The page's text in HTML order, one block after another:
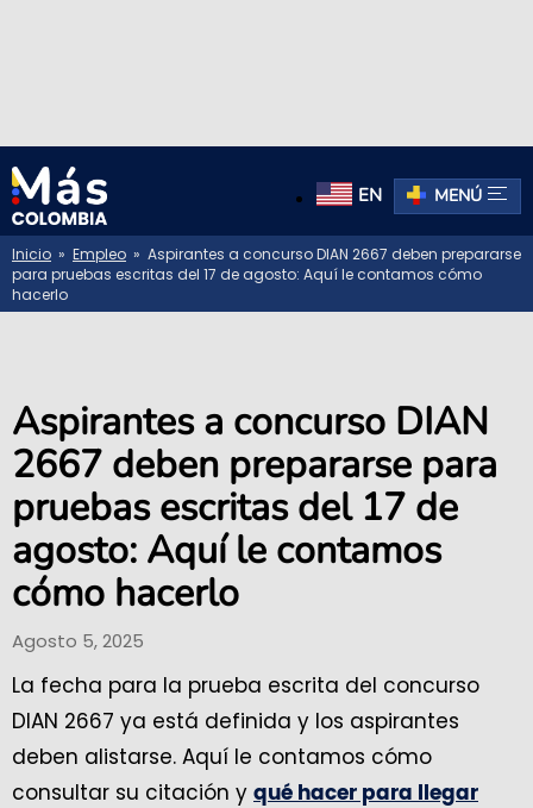
EN MENÚ
Inicio » Empleo » Aspirantes a concurso DIAN 2667 deben prepararse
para pruebas escritas del 17 de agosto: Aquí le contamos cómo
hacerlo
Aspirantes a concurso DIAN
2667 deben prepararse para
pruebas escritas del 17 de
agosto: Aquí le contamos
cómo hacerlo
Agosto 5, 2025
La fecha para la prueba escrita del concurso
DIAN 2667 ya está definida y los aspirantes
deben alistarse. Aquí le contamos cómo
consultar su citación y qué hacer para llegar